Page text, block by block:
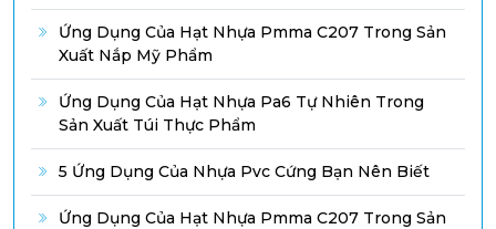
Ứng Dụng Của Hạt Nhựa Pmma C207 Trong Sản
Xuất Nắp Mỹ Phẩm
Ứng Dụng Của Hạt Nhựa Pa6 Tự Nhiên Trong
Sản Xuất Túi Thực Phẩm
5 Ứng Dụng Của Nhựa Pvc Cứng Bạn Nên Biết
Ứng Dụng Của Hạt Nhựa Pmma C207 Trong Sản